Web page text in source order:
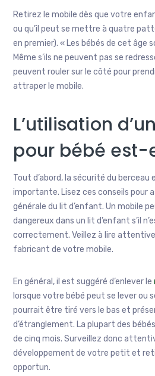
Retirez le mobile dès que votre
ou qu’il peut se mettre à quatre
en premier). « Les bébés de cet âge
Même s’ils ne peuvent pas se
peuvent rouler sur le côté pour
attraper le mobile.
L’utilisation
pour bébé est-
Tout d’abord, la sécurité du berceau
importante. Lisez ces conseils pour
générale du lit d’enfant. Un mobile
dangereux dans un lit d’enfant s’il
correctement. Veillez à lire
fabricant de votre mobile.
En général, il est suggéré d’enlever le
lorsque votre bébé peut se lever ou
pourrait être tiré vers le bas et
d’étranglement. La plupart des
de cinq mois. Surveillez donc
développement de votre petit et
opportun.